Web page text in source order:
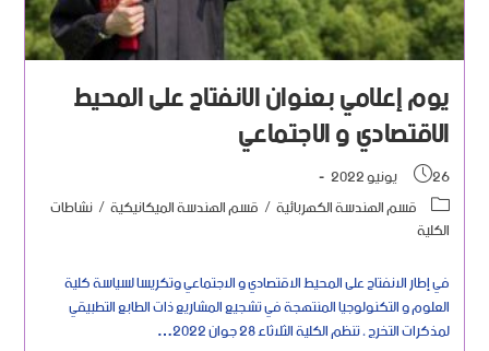
يوم إعلامي بعنوان الانفتاح على المحيط
الاقتصادي و الاجتماعي
26 يونيو 2022
قسم الهندسة الكهربائية/ قسم الهندسة الميكانيكية/نشاطات
الكلية
في إطار الانفتاح على المحيط الاقتصادي و الاجتماعي وتكريسا لسياسة كلية
العلوم و التكنولوجيا المنتهجة في تشجيع المشاريع ذات الطابع التطبيقي
لمذكرات التخرج ، تنظم الكلية الثلاثاء 28 جوان 2022…